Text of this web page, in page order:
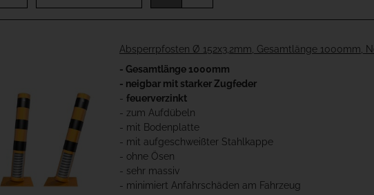
Absperrpfosten Ø 152x3,2mm, Gesamtlänge 1000mm,
- Gesamtlänge 1000mm
- neigbar mit starker Zugfeder
- feuerverzinkt
- zum Aufdübeln
- mit Bodenplatte
- mit aufgeschweißter Stahlkappe
- ohne Ösen
- sehr massiv
- minimiert Anfahrschäden am Fahrzeug